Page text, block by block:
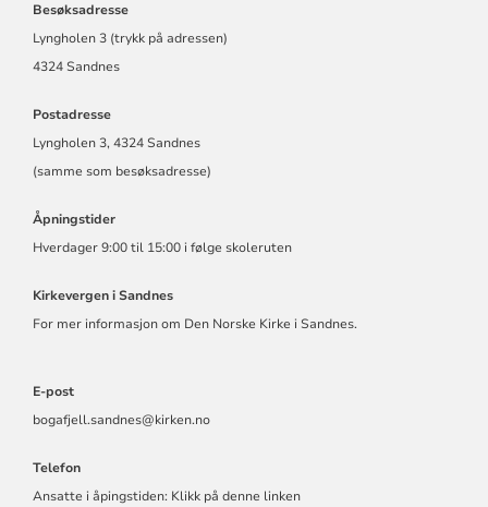
Besøksadresse
Lyngholen 3 (trykk på adressen)
4324 Sandnes
Postadresse
Lyngholen 3, 4324 Sandnes
(samme som besøksadresse)
Åpningstider
Hverdager 9:00 til 15:00 i følge skoleruten
Kirkevergen i Sandnes
For mer informasjon om Den Norske Kirke i Sandnes.
E-post
bogafjell.sandnes@kirken.no
Telefon
Ansatte i åpingstiden: Klikk på denne linken